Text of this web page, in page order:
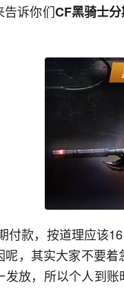
告诉你们CF黑骑士
付款，按道理应该
呢，其实大家不要
发放，所以个人到